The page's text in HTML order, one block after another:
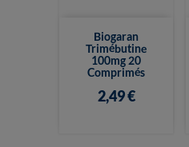
Biogaran
Trimébutine
100mg 20
Comprimés
2,49 €